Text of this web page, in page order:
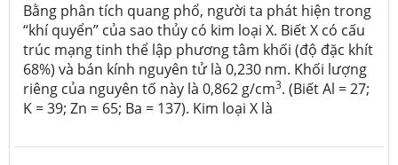
Bằng phân tích quang phổ, người ta phát hiện trong
“khí quyển” của sao thủy có kim loại X. Biết X có cấu
trúc mạng tinh thể lập phương tâm khối (độ đặc khít
68%) và bán kính nguyên tử là 0,230 nm. Khối lượng
riêng của nguyên tố này là 0,862 g/cm3. (Biết Al = 27;
K = 39; Zn = 65; Ba = 137). Kim loại X là